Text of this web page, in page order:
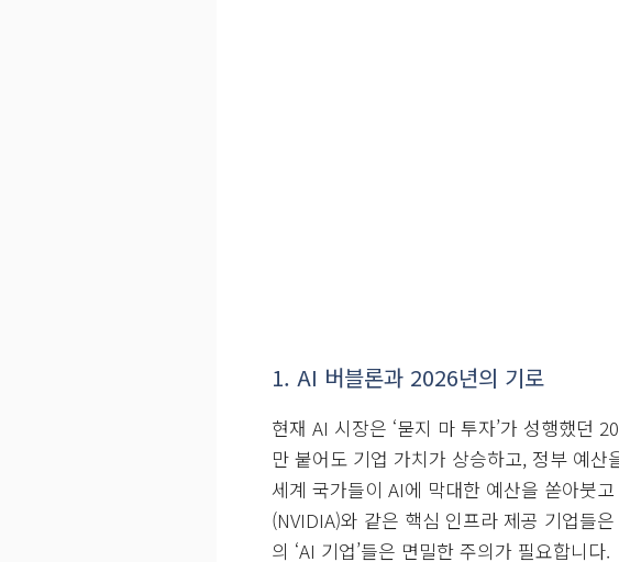
1. AI 버블론과 2026년의 기로
현재 AI 시장은 ‘묻지 마 투자’가 성행했던
만 붙어도 기업 가치가 상승하고, 정부 예
세계 국가들이 AI에 막대한 예산을 쏟아붓
(NVIDIA)와 같은 핵심 인프라 제공 기업들
의 ‘AI 기업’들은 면밀한 주의가 필요합니다.